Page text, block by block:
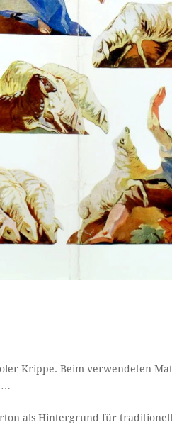
Krippe. Beim verwendeten
als Hintergrund für